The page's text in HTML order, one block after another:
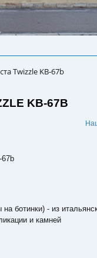
Twizzle KB-67b
KB-67B
ботинки) - из
и камней